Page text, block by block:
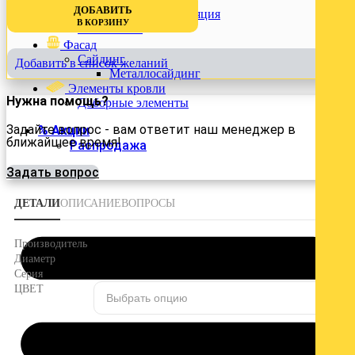
Утеплители и теплоизоляция
Утеплители
Фасад
Сайдинг
Металлосайдинг
Элементы кровли
Доборные элементы
% Акции
Распродажа
ДОБАВИТЬ
В КОРЗИНУ
Добавить в список желаний
Нужна помощь?
Задайте вопрос - вам ответит наш менеджер в
ближайшее время!
Задать вопрос
ДЕТАЛИОПИСАНИЕВОПРОСЫ
Производитель
Диаметр
Серия
ЦВЕТ